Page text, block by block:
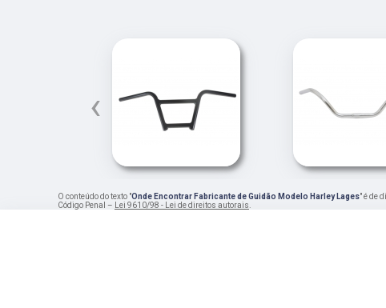
‹
O conteúdo do texto "Onde Encontrar Fabricante de Guidão Modelo Harley Lages" é de
Código Penal –
Lei 9610/98 - Lei de direitos autorais